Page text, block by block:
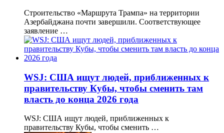
Строительство «Маршрута Трампа» на территории
Азербайджана почти завершили. Соответствующее
заявление …
WSJ: США ищут людей, приближенных к
правительству Кубы, чтобы сменить там
власть до конца 2026 года
WSJ: США ищут людей, приближенных к
правительству Кубы, чтобы сменить …